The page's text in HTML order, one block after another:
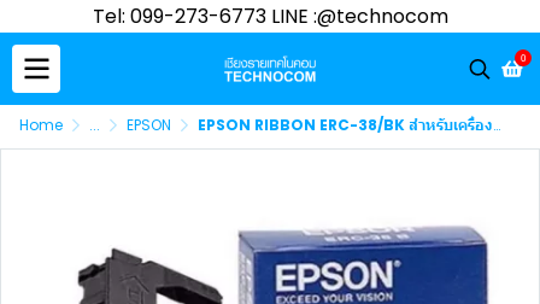
Tel: 099-273-6773 LINE :@technocom
0
Home ... EPSON EPSON RIBBON ERC-38/BK สำหรับเครื่องพิมพ์ TM-U220A